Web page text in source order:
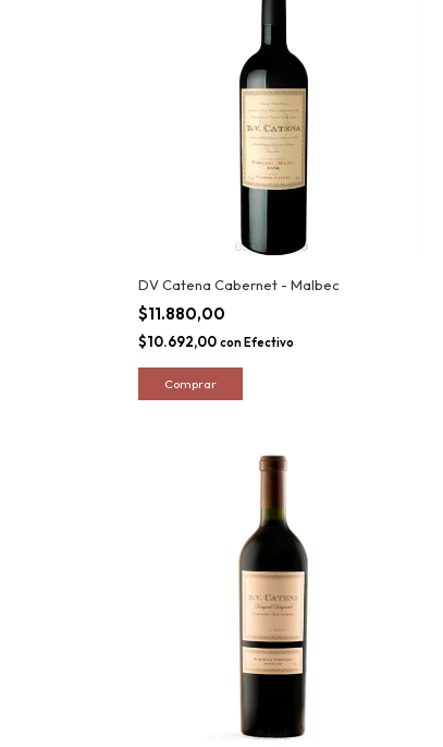
DV Catena Cabernet - Malbec
$11.880,00
$10.692,00 con Efectivo